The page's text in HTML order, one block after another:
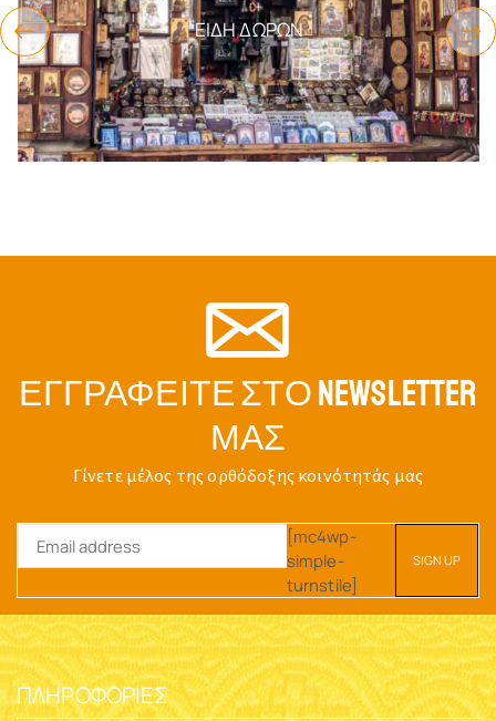
ΕΊΔΗ ΔΏΡΩΝ
ΕΓΓΡΑΦΕΊΤΕ ΣΤΟ NEWSLETTER
ΜΑΣ
Γίνετε μέλος της ορθόδοξης κοινότητάς μας
[mc4wp-
simple-
turnstile]
ΠΛΗΡΟΦΟΡΊΕΣ